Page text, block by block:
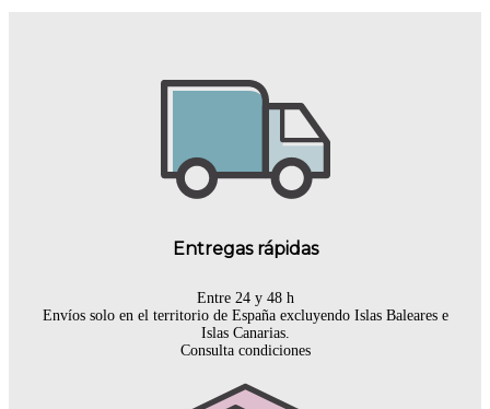
Entregas rápidas
Entre 24 y 48 h
Envíos solo en el territorio de España excluyendo Islas Baleares e
Islas Canarias.
Consulta condiciones